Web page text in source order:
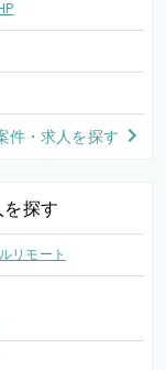
件・求人を探す
を探す
リモート